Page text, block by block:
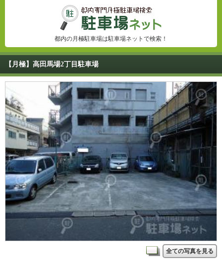
都内の月極駐車場は駐車場ネットで検索！
【月極】高田馬場2丁目駐車場
全ての写真を見る